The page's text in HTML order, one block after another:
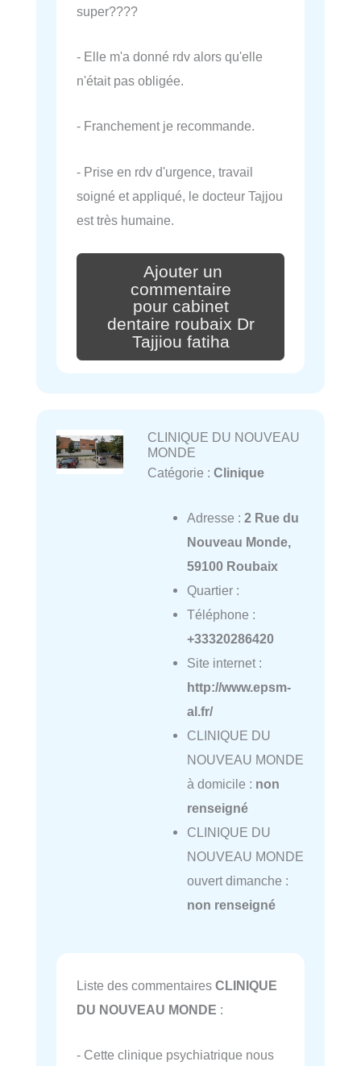
super????
- Elle m'a donné rdv alors qu'elle
n'était pas obligée.
- Franchement je recommande.
- Prise en rdv d'urgence, travail
soigné et appliqué, le docteur Tajjou
est très humaine.
Ajouter un
commentaire
pour cabinet
dentaire roubaix Dr
Tajjiou fatiha
CLINIQUE DU NOUVEAU
MONDE
Catégorie : Clinique
Adresse : 2 Rue du
Nouveau Monde,
59100 Roubaix
Quartier :
Téléphone :
+33320286420
Site internet :
http://www.epsm-
al.fr/
CLINIQUE DU
NOUVEAU MONDE
à domicile : non
renseigné
CLINIQUE DU
NOUVEAU MONDE
ouvert dimanche :
non renseigné
Liste des commentaires CLINIQUE
DU NOUVEAU MONDE :
- Cette clinique psychiatrique nous